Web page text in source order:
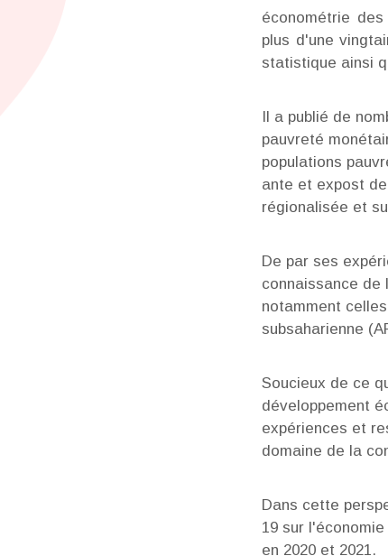
économétrie
plus d'une
statistique ainsi
Il a publié de
pauvreté
populations
ante et expost
régionalisée et
De par ses
connaissance de
notamment
subsaharienne
Soucieux de ce
développement
expériences et
domaine de la
Dans cette
19 sur
en 2020 et 2021.